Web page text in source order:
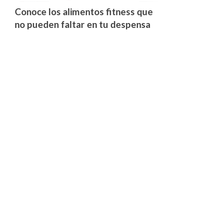
Conoce los alimentos fitness que
no pueden faltar en tu despensa